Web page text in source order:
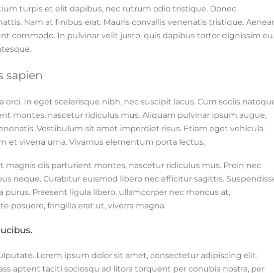
turpis et elit dapibus, nec rutrum odio tristique. Donec
Nam at finibus erat. Mauris convallis venenatis tristique.
commodo. In pulvinar velit justo, quis dapibus tortor dignissim eu.
sapien
orci. In eget scelerisque nibh, nec suscipit lacus. Cum sociis
montes, nascetur ridiculus mus. Aliquam pulvinar ipsum augue,
Vestibulum sit amet imperdiet risus. Etiam eget vehicula
et viverra urna. Vivamus elementum porta lectus.
magnis dis parturient montes, nascetur ridiculus mus. Proin nec
neque. Curabitur euismod libero nec efficitur sagittis.
Praesent ligula libero, ullamcorper nec rhoncus at,
posuere, fringilla erat ut, viverra magna.
Lorem ipsum dolor sit amet, consectetur adipiscing elit.
aptent taciti sociosqu ad litora torquent per conubia nostra, per